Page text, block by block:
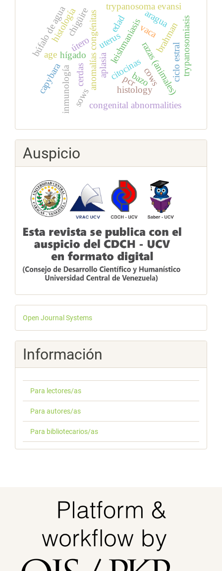
cerdas
útero
aplasia
anomalías congénitas
sows
uterus
congenital abnormalities
leishmaniasis
hígado
bazo
citocinas
inmunología
vaca
razas (animales)
brahman
ciclo estral
edad aragua
cows
age
pcr
búfalo de agua trypanosoma evansi
trypanosomiasis
chigüire
histología
capybara histology
Auspicio
Desarrollado
por
Open Journal Systems
Información
Para lectores/as
Para autores/as
Para bibliotecarios/as